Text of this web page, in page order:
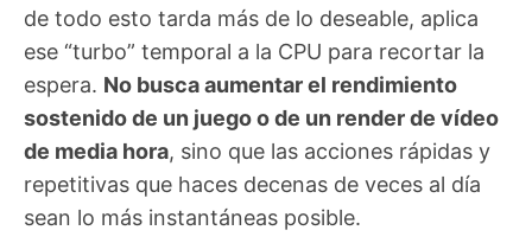
de todo esto tarda más de lo deseable, aplica
ese “turbo” temporal a la CPU para recortar la
espera. No busca aumentar el rendimiento
sostenido de un juego o de un render de vídeo
de media hora, sino que las acciones rápidas y
repetitivas que haces decenas de veces al día
sean lo más instantáneas posible.